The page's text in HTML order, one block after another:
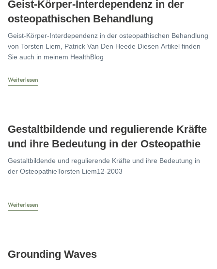
Geist-Körper-Interdependenz in der
osteopathischen Behandlung
Geist-Körper-Interdependenz in der osteopathischen Behandlung
von Torsten Liem, Patrick Van Den Heede Diesen Artikel finden
Sie auch in meinem HealthBlog
Weiterlesen
Gestaltbildende und regulierende Kräfte
und ihre Bedeutung in der Osteopathie
Gestaltbildende und regulierende Kräfte und ihre Bedeutung in
der OsteopathieTorsten Liem12-2003
Weiterlesen
Grounding Waves